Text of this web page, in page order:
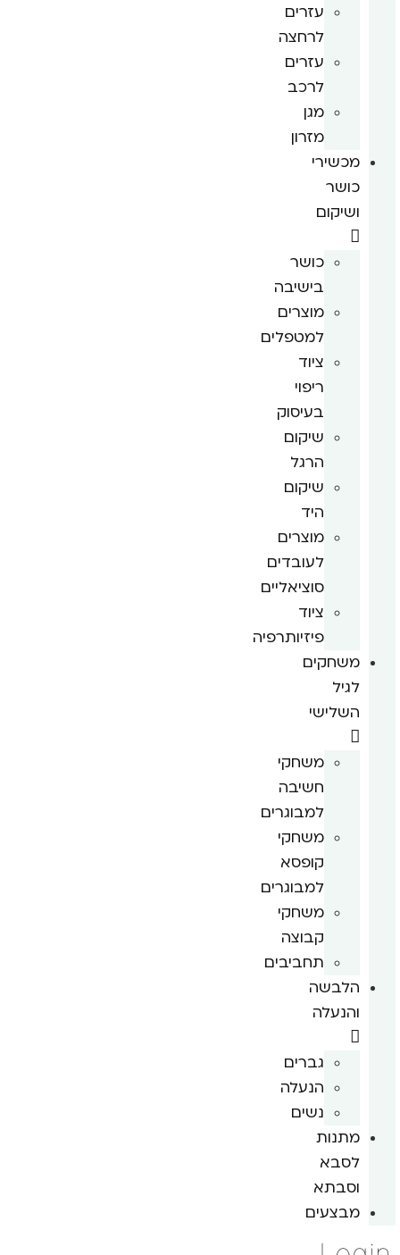
עזרים
לרחצה
עזרים
לרכב
מגן
מזרון
מכשירי
כושר
ושיקום
כושר
בישיבה
מוצרים
למטפלים
ציוד
ריפוי
בעיסוק
שיקום
הרגל
שיקום
היד
מוצרים
לעובדים
סוציאליים
ציוד
פיזיותרפיה
משחקים
לגיל
השלישי
משחקי
חשיבה
למבוגרים
משחקי
קופסא
למבוגרים
משחקי
קבוצה
תחביבים
הלבשה
והנעלה
גברים
הנעלה
נשים
מתנות
לסבא
וסבתא
מבצעים